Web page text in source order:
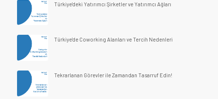
Türkiye'deki Yatırımcı Şirketler ve Yatırımcı Ağları
Türkiye'de Coworking Alanları ve Tercih Nedenleri
Tekrarlanan Görevler ile Zamandan Tasarruf Edin!